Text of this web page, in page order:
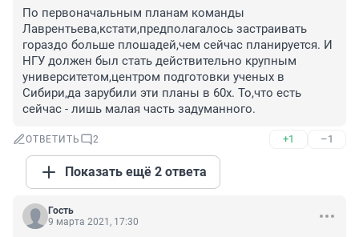
По первоначальным планам команды
Лаврентьева,кстати,предполагалось застраивать
гораздо больше плошадей,чем сейчас планируется. И
НГУ должен был стать действительно крупным
университетом,центром подготовки ученых в
Сибири,да зарубили эти планы в 60х. То,что есть
сейчас - лишь малая часть задуманного.
ОТВЕТИТЬ 2 +1 –1
Показать ещё 2 ответа
Гость
9 марта 2021, 17:30